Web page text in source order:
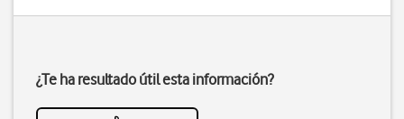
¿Te ha resultado útil esta información?